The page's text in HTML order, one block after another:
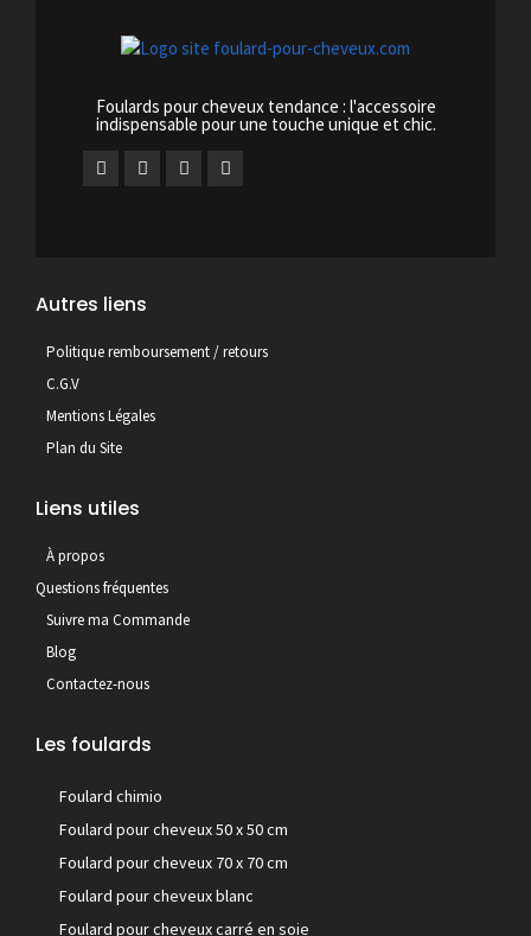
Foulards pour cheveux tendance : l'accessoire
indispensable pour une touche unique et chic.
Autres liens
Politique remboursement / retours
C.G.V
Mentions Légales
Plan du Site
Liens utiles
À propos
Questions fréquentes
Suivre ma Commande
Blog
Contactez-nous
Les foulards
Foulard chimio
Foulard pour cheveux 50 x 50 cm
Foulard pour cheveux 70 x 70 cm
Foulard pour cheveux blanc
Foulard pour cheveux carré en soie